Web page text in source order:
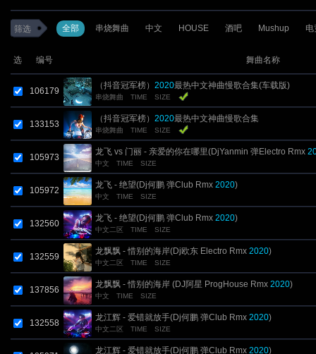
筛选 全部 串烧舞曲 中文 HOUSE 酒吧 Mushup 电
选 编号 舞曲名称
106179
（抖音冠军榜） 2020最热中文神曲慢歌合集(车载版)
串烧舞曲 TIME SIZE
133153
（抖音冠军榜） 2020最热中文神曲慢歌合集
串烧舞曲 TIME SIZE
105973
龙飞 vs 门丽 - 亲爱的你在哪里(DjYanmin 弹Electro Rmx
中文 TIME SIZE
105972
龙飞 - 绝望(Dj何鹏 弹Club Rmx 2020)
中文 TIME SIZE
132560
龙飞 - 绝望(Dj何鹏 弹Club Rmx 2020)
中文二区 TIME SIZE
132559
龙飘飘 - 惜别的海岸(Dj欧东 Electro Rmx 2020)
中文二区 TIME SIZE
137856
龙飘飘 - 惜别的海岸 (DJ阿星 ProgHouse Rmx 2020)
中文 TIME SIZE
132558
龙江辉 - 爱错就放手(Dj何鹏 弹Club Rmx 2020)
中文二区 TIME SIZE
龙江辉 - 爱错就放手(Dj何鹏 弹Club Rmx 2020)